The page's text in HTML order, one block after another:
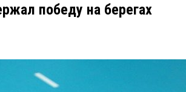
победу на берегах